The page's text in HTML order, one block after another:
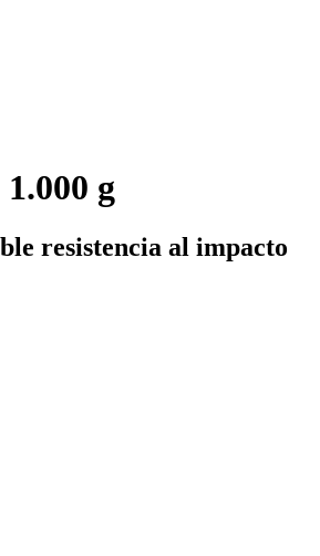
g
resistencia al impacto